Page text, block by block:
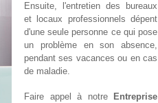
Ensuite, l'entretien des bureaux
et locaux professionnels dépent
d'une seule personne ce qui pose
un problème en son absence,
pendant ses vacances ou en cas
de maladie.
Faire appel à notre
Entreprise